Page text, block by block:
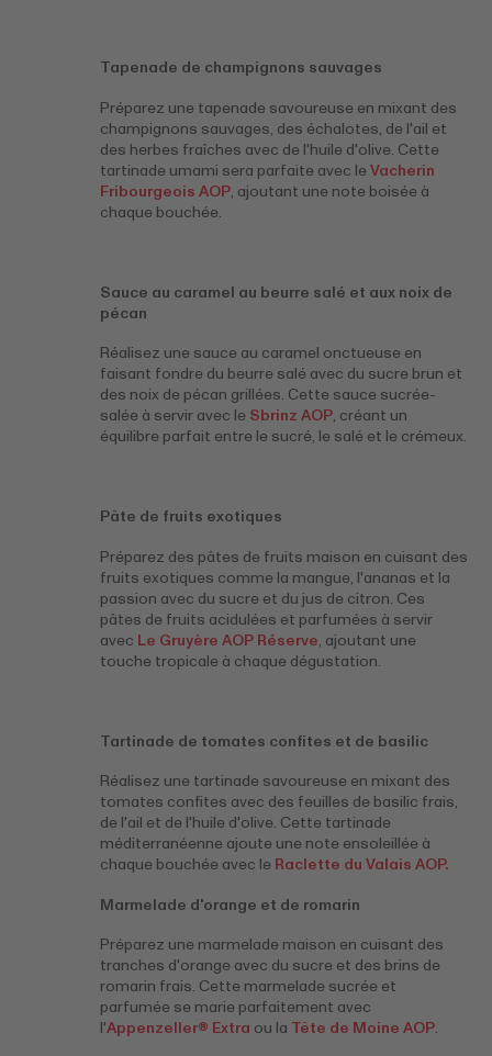
Tapenade de champignons sauvages
Préparez une tapenade savoureuse en mixant des
champignons sauvages, des échalotes, de l'ail et
des herbes fraîches avec de l'huile d'olive. Cette
tartinade umami sera parfaite avec leVacherin
Fribourgeois AOP, ajoutant une note boisée à
chaque bouchée.
Sauce au caramel au beurre salé et aux noix de
pécan
Réalisez une sauce au caramel onctueuse en
faisant fondre du beurre salé avec du sucre brun et
des noix de pécan grillées. Cette sauce sucrée-
salée à servir avec le Sbrinz AOP, créant un
équilibre parfait entre le sucré, le salé et le crémeux.
Pâte de fruits exotiques
Préparez des pâtes de fruits maison en cuisant des
fruits exotiques comme la mangue, l'ananas et la
passion avec du sucre et du jus de citron. Ces
pâtes de fruits acidulées et parfumées à servir
avec Le Gruyère AOP Réserve, ajoutant une
touche tropicale à chaque dégustation.
Tartinade de tomates confites et de basilic
Réalisez une tartinade savoureuse en mixant des
tomates confites avec des feuilles de basilic frais,
de l'ail et de l'huile d'olive. Cette tartinade
méditerranéenne ajoute une note ensoleillée à
chaque bouchée avec le Raclette du Valais AOP.
Marmelade d'orange et de romarin
Préparez une marmelade maison en cuisant des
tranches d'orange avec du sucre et des brins de
romarin frais. Cette marmelade sucrée et
parfumée se marie parfaitement avec
l'Appenzeller® Extra ou la Tête de Moine AOP.